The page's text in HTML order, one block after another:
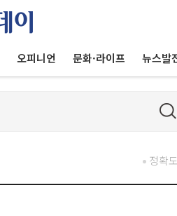
오피니언 문화·라이프 뉴스발
정확